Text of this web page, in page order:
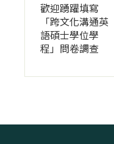
歡迎踴躍填寫
「跨文化溝通英
語碩士學位學
程」問卷調查